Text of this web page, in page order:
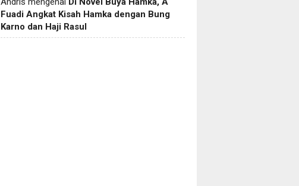
Fuadi Angkat Kisah Hamka dengan Bung
Karno dan Haji Rasul